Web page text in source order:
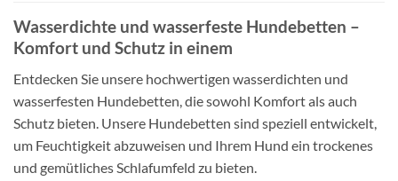
Wasserdichte und wasserfeste Hundebetten –
Komfort und Schutz in einem
Entdecken Sie unsere hochwertigen wasserdichten und
wasserfesten Hundebetten, die sowohl Komfort als auch
Schutz bieten. Unsere Hundebetten sind speziell entwickelt,
um Feuchtigkeit abzuweisen und Ihrem Hund ein trockenes
und gemütliches Schlafumfeld zu bieten.